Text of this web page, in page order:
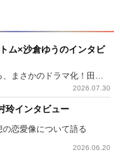
ム×沙倉ゆうのインタビ
『侍タイムスリッパー』ファンに贈る、まさかのドラマ化！田村ツトム×沙倉ゆうのが語る『心配無用ノ介』撮影秘話
2026.07.30
玲インタビュー
恋愛像について語る
2026.06.20